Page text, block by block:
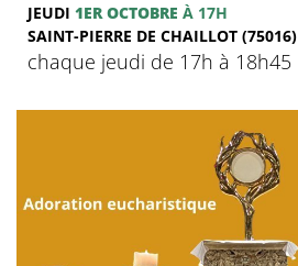
JEUDI 1ER OCTOBRE À 17H
SAINT-PIERRE DE CHAILLOT (75016)
chaque jeudi de 17h à 18h45